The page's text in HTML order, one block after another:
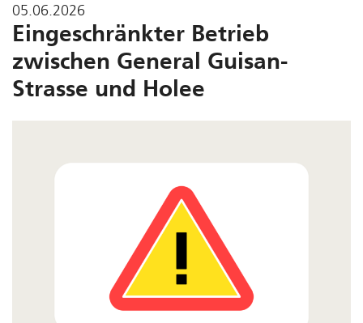
05.06.2026
Eingeschränkter Betrieb
zwischen General Guisan-
Strasse und Holee